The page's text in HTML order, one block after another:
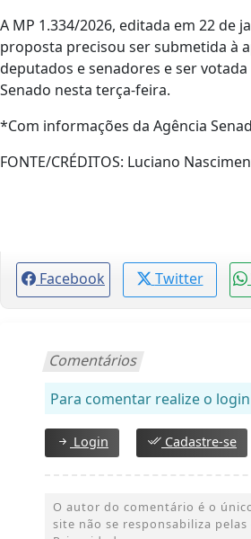
A MP 1.334/2026, editada em 22
proposta precisou ser submetida à
deputados e senadores e ser
Senado nesta terça-feira.
*Com informações da Agência
FONTE/CRÉDITOS: Luciano
Facebook Twitter
Comentários
Para comentar realize o
Login Cadastre-se
O autor do comentário é o
site não se responsabiliza